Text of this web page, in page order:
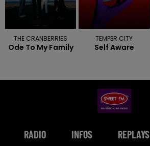
THE CRANBERRIES
Ode To My Family
TEMPER CITY
Self Aware
RADIO INFOS REPLAYS